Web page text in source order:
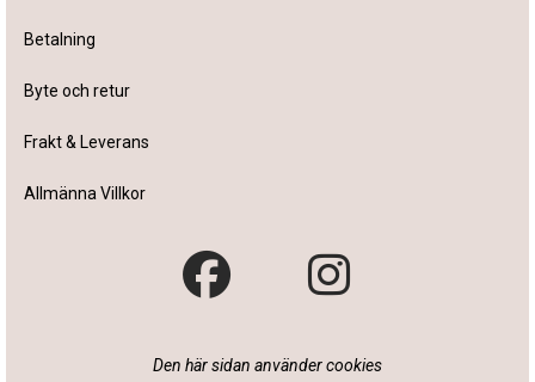
Betalning
Byte och retur
Frakt & Leverans
Allmänna Villkor
Den här sidan använder cookies